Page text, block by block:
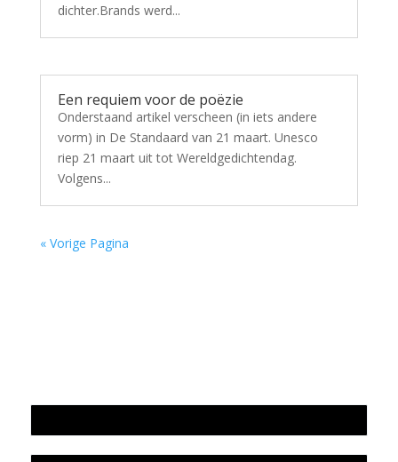
dichter.Brands werd...
Een requiem voor de poëzie
Onderstaand artikel verscheen (in iets andere
vorm) in De Standaard van 21 maart. Unesco
riep 21 maart uit tot Wereldgedichtendag.
Volgens...
« Vorige Pagina